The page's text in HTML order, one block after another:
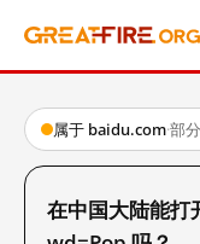
属于 baidu.com·部
在中国大陆能